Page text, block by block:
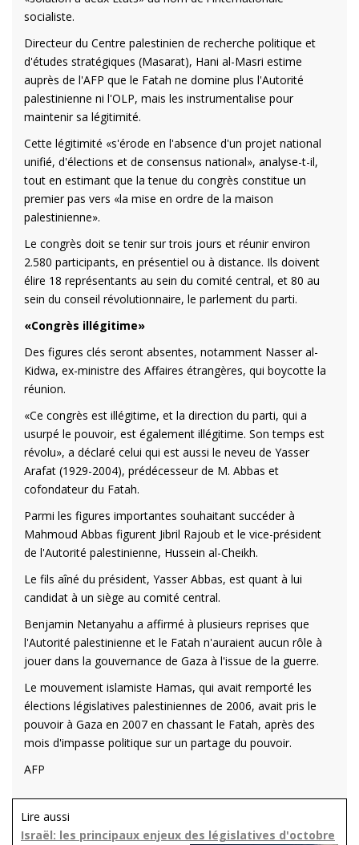
socialiste.
Directeur du Centre palestinien de recherche politique et
d'études stratégiques (Masarat), Hani al-Masri estime
auprès de l'AFP que le Fatah ne domine plus l'Autorité
palestinienne ni l'OLP, mais les instrumentalise pour
maintenir sa légitimité.
Cette légitimité «s'érode en l'absence d'un projet national
unifié, d'élections et de consensus national», analyse-t-il,
tout en estimant que la tenue du congrès constitue un
premier pas vers «la mise en ordre de la maison
palestinienne».
Le congrès doit se tenir sur trois jours et réunir environ
2.580 participants, en présentiel ou à distance. Ils doivent
élire 18 représentants au sein du comité central, et 80 au
sein du conseil révolutionnaire, le parlement du parti.
«Congrès illégitime»
Des figures clés seront absentes, notamment Nasser al-
Kidwa, ex-ministre des Affaires étrangères, qui boycotte la
réunion.
«Ce congrès est illégitime, et la direction du parti, qui a
usurpé le pouvoir, est également illégitime. Son temps est
révolu», a déclaré celui qui est aussi le neveu de Yasser
Arafat (1929-2004), prédécesseur de M. Abbas et
cofondateur du Fatah.
Parmi les figures importantes souhaitant succéder à
Mahmoud Abbas figurent Jibril Rajoub et le vice-président
de l'Autorité palestinienne, Hussein al-Cheikh.
Le fils aîné du président, Yasser Abbas, est quant à lui
candidat à un siège au comité central.
Benjamin Netanyahu a affirmé à plusieurs reprises que
l'Autorité palestinienne et le Fatah n'auraient aucun rôle à
jouer dans la gouvernance de Gaza à l'issue de la guerre.
Le mouvement islamiste Hamas, qui avait remporté les
élections législatives palestiniennes de 2006, avait pris le
pouvoir à Gaza en 2007 en chassant le Fatah, après des
mois d'impasse politique sur un partage du pouvoir.
AFP
Lire aussi
Israël: les principaux enjeux des législatives d'octobre